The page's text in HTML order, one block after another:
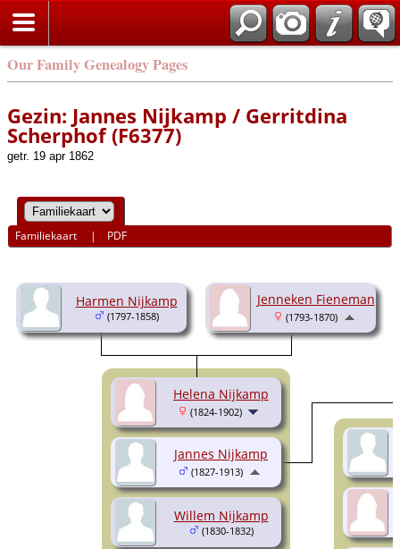
Our Family Genealogy Pages
Gezin: Jannes Nijkamp / Gerritdina
Scherphof (F6377)
getr. 19 apr 1862
Familiekaart | PDF
Harmen Nijkamp
(1797-1858)
Jenneken Fieneman
(1793-1870)
Helena Nijkamp
(1824-1902)
Willem Nijkamp
(1830-1832)
Jannes Nijkamp
(1827-1913)